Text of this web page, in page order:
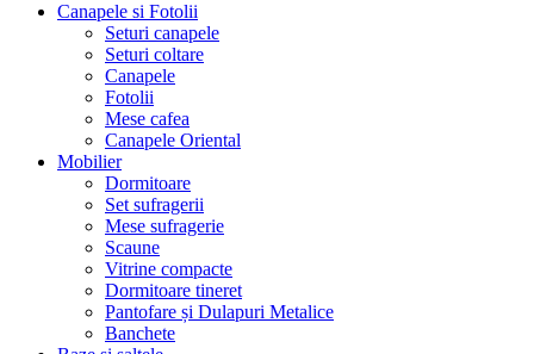
Canapele si Fotolii
Seturi canapele
Seturi coltare
Canapele
Fotolii
Mese cafea
Canapele Oriental
Mobilier
Dormitoare
Set sufragerii
Mese sufragerie
Scaune
Vitrine compacte
Dormitoare tineret
Pantofare și Dulapuri Metalice
Banchete